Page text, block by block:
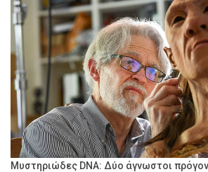
Μυστηριώδες DNA: Δύο άγνωστοι